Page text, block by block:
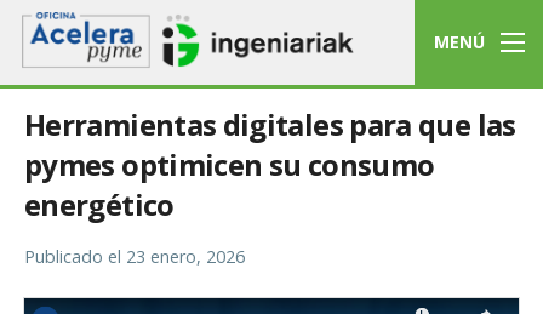
MENÚ
Herramientas digitales ​para que las
pymes optimicen su consumo
energético
Publicado el 23 enero, 2026